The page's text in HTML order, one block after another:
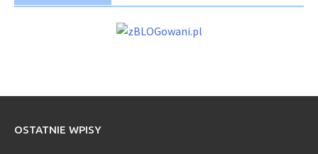
OSTATNIE WPISY